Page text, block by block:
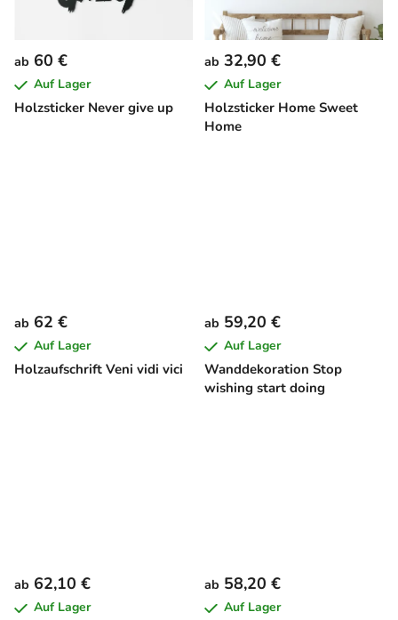
Holzsticker Never give up
ab 60 €
Auf Lager
Holzsticker Home Sweet
Home
ab 32,90 €
Auf Lager
Holzaufschrift Veni vidi vici
ab 62 €
Auf Lager
Wanddekoration Stop
wishing start doing
ab 59,20 €
Auf Lager
ab 62,10 €
Auf Lager
ab 58,20 €
Auf Lager